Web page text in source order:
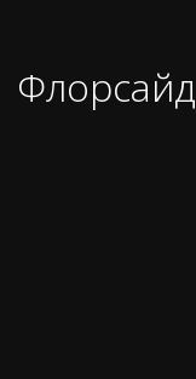
Флорсайд